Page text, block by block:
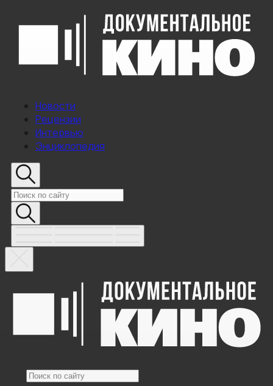
Новости
Рецензии
Интервью
Энциклопедия